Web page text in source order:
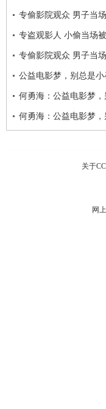
专偷影院观众 男子当
专盗观影人 小偷当场
专偷影院观众 男子当
公益电影梦，别总是小
何勇海：公益电影梦，
何勇海：公益电影梦，
关于
网